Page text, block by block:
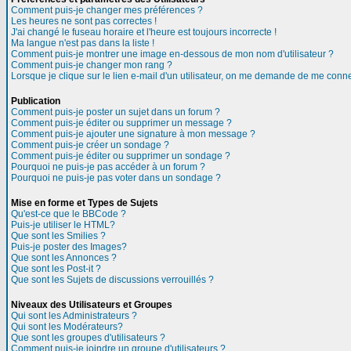
Comment puis-je changer mes préférences ?
Les heures ne sont pas correctes !
J'ai changé le fuseau horaire et l'heure est toujours incorrecte !
Ma langue n'est pas dans la liste !
Comment puis-je montrer une image en-dessous de mon nom d'utilisateur ?
Comment puis-je changer mon rang ?
Lorsque je clique sur le lien e-mail d'un utilisateur, on me demande de me
Publication
Comment puis-je poster un sujet dans un forum ?
Comment puis-je éditer ou supprimer un message ?
Comment puis-je ajouter une signature à mon message ?
Comment puis-je créer un sondage ?
Comment puis-je éditer ou supprimer un sondage ?
Pourquoi ne puis-je pas accéder à un forum ?
Pourquoi ne puis-je pas voter dans un sondage ?
Mise en forme et Types de Sujets
Qu'est-ce que le BBCode ?
Puis-je utiliser le HTML?
Que sont les Smilies ?
Puis-je poster des Images?
Que sont les Annonces ?
Que sont les Post-it ?
Que sont les Sujets de discussions verrouillés ?
Niveaux des Utilisateurs et Groupes
Qui sont les Administrateurs ?
Qui sont les Modérateurs?
Que sont les groupes d'utilisateurs ?
Comment puis-je joindre un groupe d'utilisateurs ?